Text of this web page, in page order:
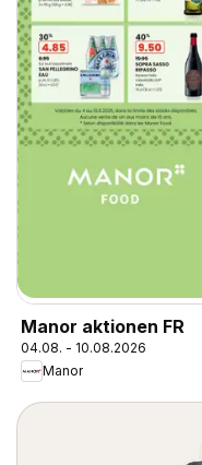
Manor aktionen FR
04.08. - 10.08.2026
Manor